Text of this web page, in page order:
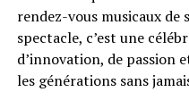
rendez-vous musicaux de
spectacle, c’est une
d’innovation, de passion
les générations sans